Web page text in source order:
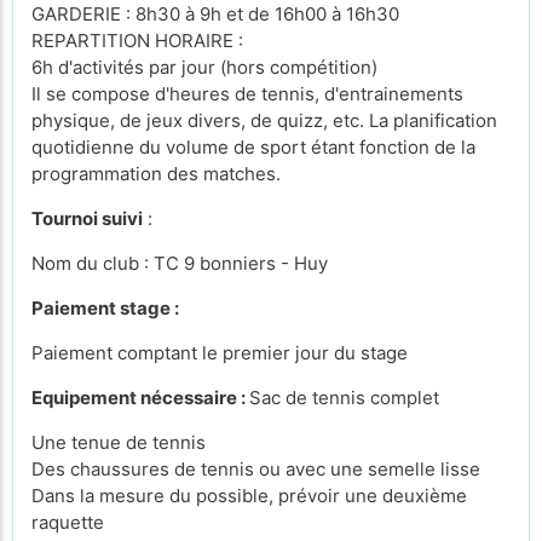
GARDERIE : 8h30 à 9h et de 16h00 à 16h30
REPARTITION HORAIRE :
6h d'activités par jour (hors compétition)
Il se compose d'heures de tennis, d'entrainements
physique, de jeux divers, de quizz, etc. La planification
quotidienne du volume de sport étant fonction de la
programmation des matches.
Tournoi suivi :
Nom du club : TC 9 bonniers - Huy
Paiement stage :
Paiement comptant le premier jour du stage
Equipement nécessaire : Sac de tennis complet
Une tenue de tennis
Des chaussures de tennis ou avec une semelle lisse
Dans la mesure du possible, prévoir une deuxième
raquette